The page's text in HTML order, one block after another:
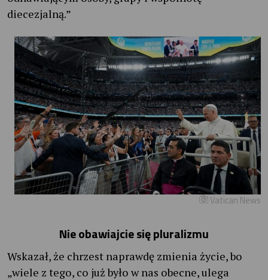
diecezjalną.”
Vatican News
Nie obawiajcie się pluralizmu
Wskazał, że chrzest naprawdę zmienia życie, bo
„wiele z tego, co już było w nas obecne, ulega